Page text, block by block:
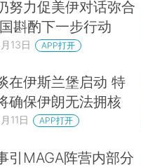
努力促美伊对话弥合
斟酌下一步行动
13日 APP打开
在伊斯兰堡启动 特
确保伊朗无法拥核
11日 APP打开
引MAGA阵营内部分